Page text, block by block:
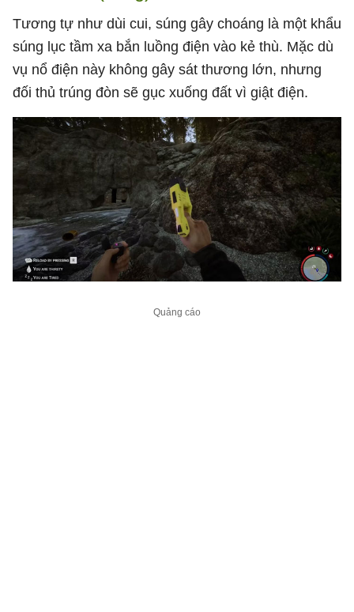
Tương tự như dùi cui, súng gây choáng là một khẩu
súng lục tầm xa bắn luồng điện vào kẻ thù. Mặc dù
vụ nổ điện này không gây sát thương lớn, nhưng
đối thủ trúng đòn sẽ gục xuống đất vì giật điện.